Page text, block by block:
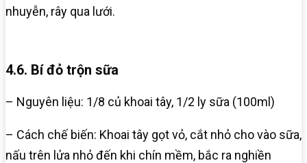
nhuyễn, rây qua lưới.
4.6. Bí đỏ trộn sữa
– Nguyên liệu: 1/8 củ khoai tây, 1/2 ly sữa (100ml)
– Cách chế biến: Khoai tây gọt vỏ, cắt nhỏ cho vào sữa,
nấu trên lửa nhỏ đến khi chín mềm, bắc ra nghiền